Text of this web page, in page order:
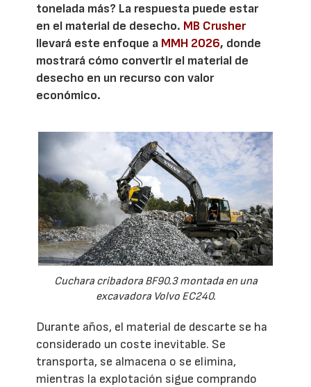
tonelada más? La respuesta puede estar
en el material de desecho. MB Crusher
llevará este enfoque a MMH 2026, donde
mostrará cómo convertir el material de
desecho en un recurso con valor
económico.
Cuchara cribadora BF90.3 montada en una
excavadora Volvo EC240.
Durante años, el material de descarte se ha
considerado un coste inevitable. Se
transporta, se almacena o se elimina,
mientras la explotación sigue comprando